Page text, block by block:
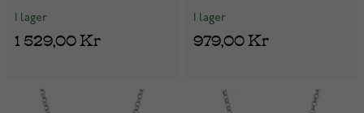
I lager
1 529,00 Kr
I lager
979,00 Kr